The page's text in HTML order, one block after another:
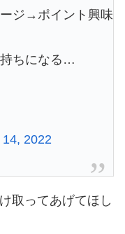
ジ→ポイント興味
ちになる…
2022
取ってあげてほし